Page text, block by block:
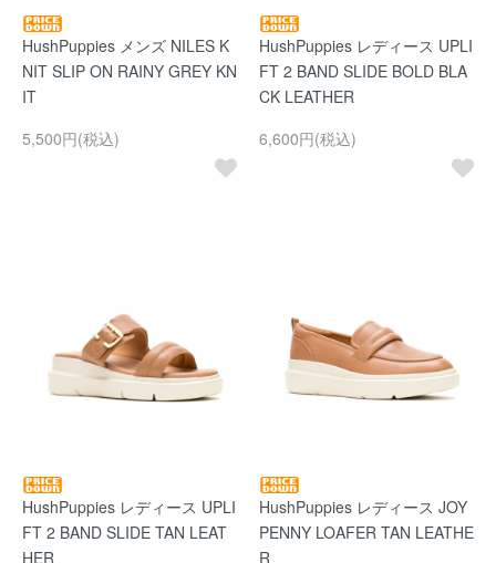
HushPuppies メンズ NILES K
NIT SLIP ON RAINY GREY KN
IT
5,500円(税込)
HushPuppies レディース UPLI
FT 2 BAND SLIDE BOLD BLA
CK LEATHER
6,600円(税込)
HushPuppies レディース UPLI
FT 2 BAND SLIDE TAN LEAT
HER
HushPuppies レディース JOY
PENNY LOAFER TAN LEATHE
R